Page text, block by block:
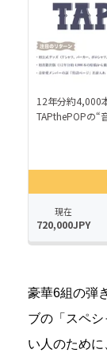
豪華6組の弾
ブの「スペ
い人のために